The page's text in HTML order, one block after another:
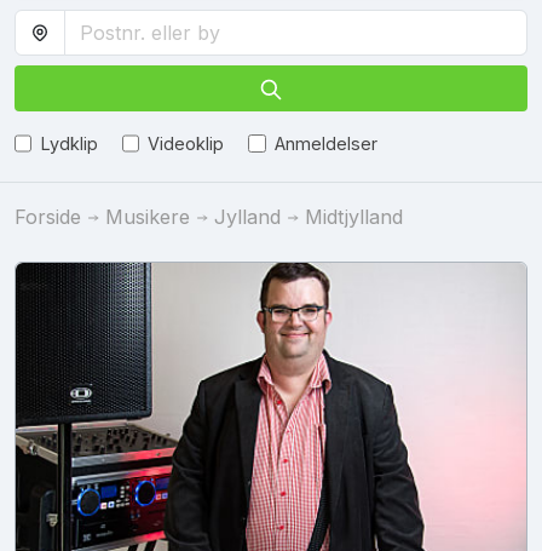
Lydklip Videoklip Anmeldelser
Forside Musikere Jylland Midtjylland